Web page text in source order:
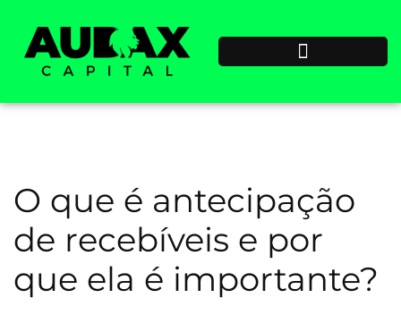
O que é antecipação
de recebíveis e por
que ela é importante?